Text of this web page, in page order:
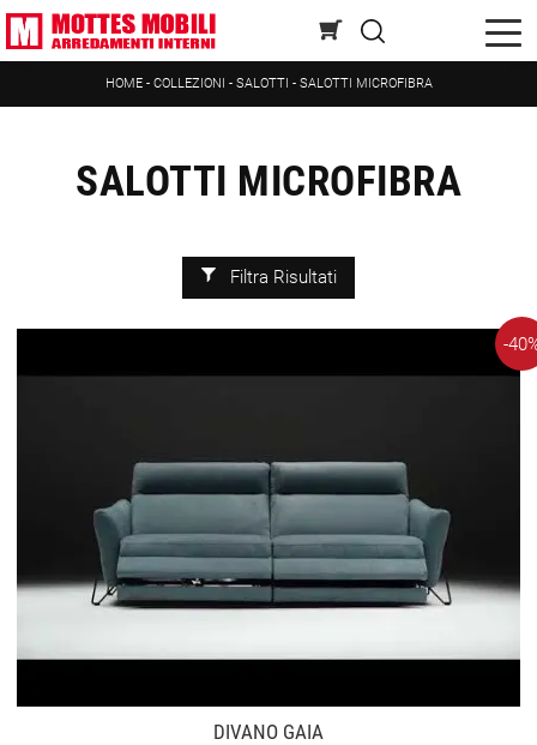
HOME- COLLEZIONI - SALOTTI - SALOTTI MICROFIBRA
SALOTTI MICROFIBRA
Filtra Risultati
DIVANO GAIA
-